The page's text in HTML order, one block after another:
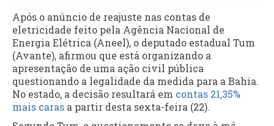
Após o anúncio de reajuste nas contas de
eletricidade feito pela Agência Nacional de
Energia Elétrica (Aneel), o deputado estadual Tum
(Avante), afirmou que está organizando a
apresentação de uma ação civil pública
questionando a legalidade da medida para a Bahia.
No estado, a decisão resultará em contas 21,35%
mais caras a partir desta sexta-feira (22).